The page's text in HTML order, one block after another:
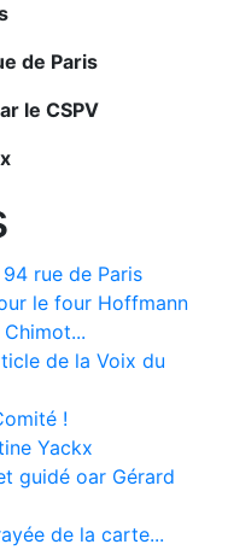
de Paris
le CSPV
rue de Paris
le four Hoffmann
de la Voix du
!
Yackx
guidé oar Gérard
de la carte...